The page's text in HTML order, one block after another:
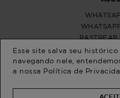
Esse site salva seu
navegando nele,
a nossa Política de